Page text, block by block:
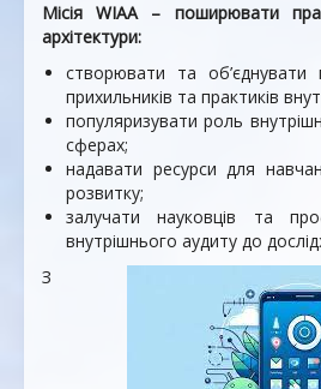
Місія WIAA – поширювати
архітектури:
створювати та об’єднувати
прихильників та практиків
популяризувати роль
сферах;
надавати ресурси для
розвитку;
залучати науковців та
внутрішнього аудиту до
З